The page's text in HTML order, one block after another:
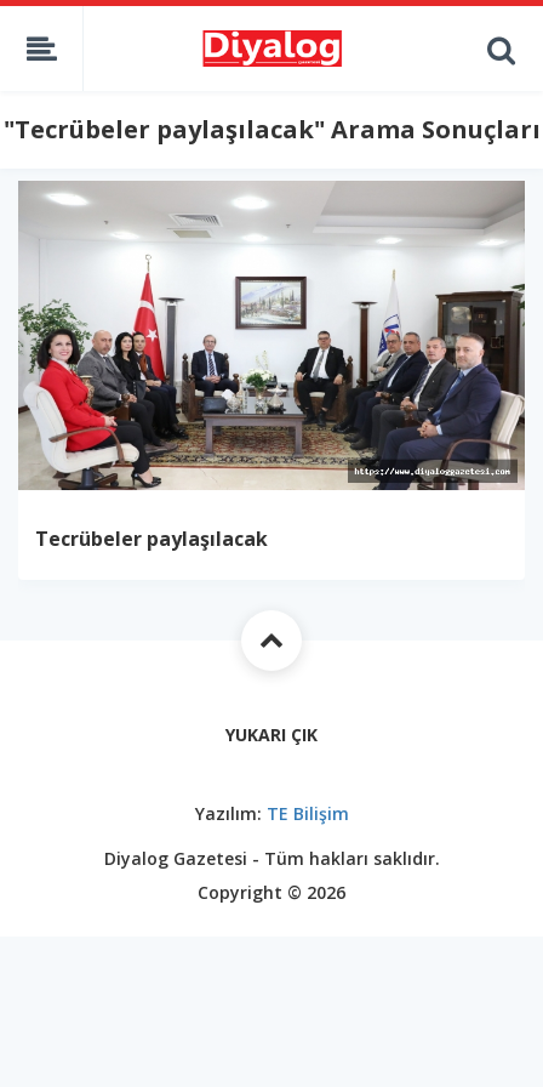
"Tecrübeler paylaşılacak" Arama Sonuçları
Tecrübeler paylaşılacak
YUKARI ÇIK
Yazılım: TE Bilişim
Diyalog Gazetesi - Tüm hakları saklıdır.
Copyright © 2026